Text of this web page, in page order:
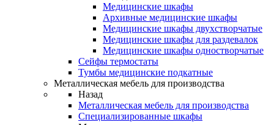
Медицинские шкафы
Архивные медицинские шкафы
Медицинские шкафы двухстворчатые
Медицинские шкафы для раздевалок
Медицинские шкафы одностворчатые
Сейфы термостаты
Тумбы медицинские подкатные
Металлическая мебель для производства
Назад
Металлическая мебель для производства
Cпециализированные шкафы